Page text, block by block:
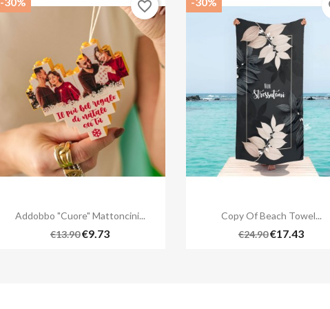
Quick view
Addobbo "cuore" Mattoncini...
€13.90€9.73
favorite_border
Quick view
Copy Of Beach Towel...
€24.90€17.43